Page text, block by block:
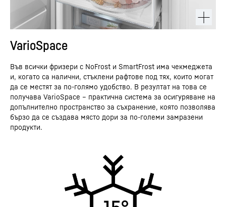
VarioSpace
Във всички фризери с NoFrost и SmartFrost има чекмеджета
и, когато са налични, стъклени рафтове под тях, които могат
да се местят за по-голямо удобство. В резултат на това се
получава VarioSpace – практична система за осигуряване на
допълнително пространство за съхранение, която позволява
бързо да се създава място дори за по-големи замразени
продукти.